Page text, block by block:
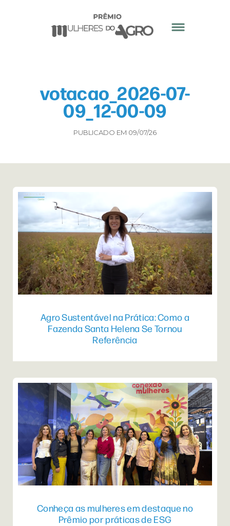
votacao_2026-07-
09_12-00-09
PUBLICADO EM 09/07/26
Agro Sustentável na Prática: Como a
Fazenda Santa Helena Se Tornou
Referência
Conheça as mulheres em destaque no
Prêmio por práticas de ESG